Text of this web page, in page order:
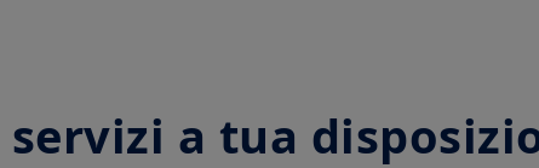
a tua
“U.S. Persons” che potrebbero visionare o avere
un viaggio o di un soggiorno al di fuori degli Stati